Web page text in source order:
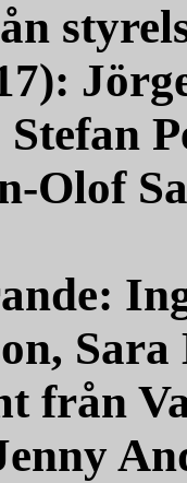
Olof
från